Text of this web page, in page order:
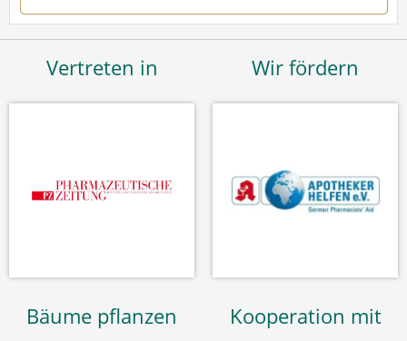
Vertreten in Wir fördern
Bäume pflanzen Kooperation mit